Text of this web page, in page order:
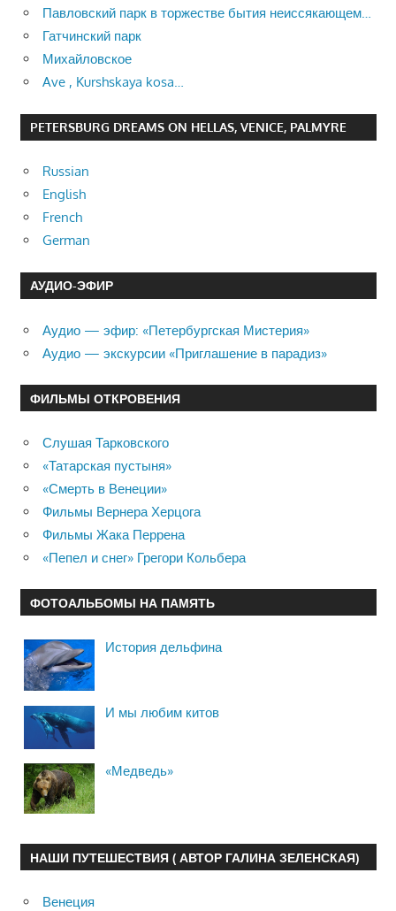
Павловский парк в торжестве бытия неиссякающем…
Гатчинский парк
Михайловское
Ave , Kurshskaya kosa…
PETERSBURG DREAMS ON HELLAS, VENICE, PALMYRE
Russian
English
French
German
АУДИО-ЭФИР
Аудио — эфир: «Петербургская Мистерия»
Аудио — экскурсии «Приглашение в парадиз»
ФИЛЬМЫ ОТКРОВЕНИЯ
Слушая Тарковского
«Татарская пустыня»
«Смерть в Венеции»
Фильмы Вернера Херцога
Фильмы Жака Перрена
«Пепел и снег» Грегори Кольбера
ФОТОАЛЬБОМЫ НА ПАМЯТЬ
История дельфина
И мы любим китов
«Медведь»
НАШИ ПУТЕШЕСТВИЯ ( АВТОР ГАЛИНА ЗЕЛЕНСКАЯ)
Венеция